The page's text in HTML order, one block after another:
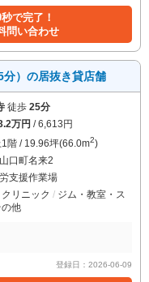
で完了！
問い合わせ
）の居抜き貸店舗
徒歩 25分
万円 / 6,613円
階 / 19.96坪(66.0m2)
口町名来2
支援作業場
リニック
ジム・教室・ス
他
登録日：2026-06-09